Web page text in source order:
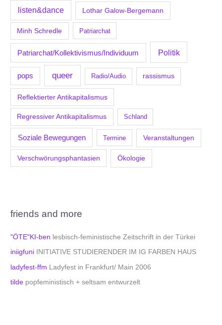
listen&dance Lothar Galow-Bergemann
Minh Schredle Patriarchat
Patriarchat/Kollektivismus/Individuum Politik
pops queer Radio/Audio rassismus
Reflektierter Antikapitalismus
Regressiver Antikapitalismus Schland
Soziale Bewegungen Termine Veranstaltungen
Verschwörungsphantasien Ökologie
friends and more
"ÖTE"KI-ben lesbisch-feministische Zeitschrift in der Türkei
iniigfuni INITIATIVE STUDIERENDER IM IG FARBEN HAUS
ladyfest-ffm Ladyfest in Frankfurt/ Main 2006
tilde popfeministisch + seltsam entwurzelt